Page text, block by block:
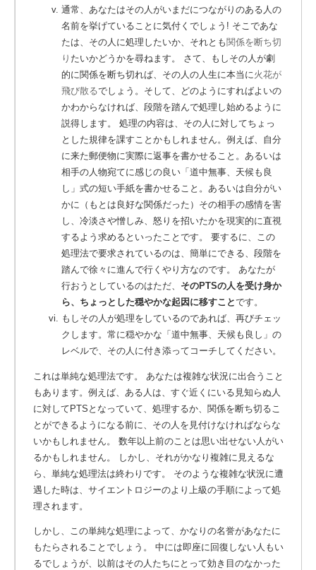
通常、あなたはその人がいまだにつながりのある人の
名前を挙げていることに気付くでしょう! そこであな
たは、その人に処理したいか、それとも 関係を断ち切
り たいかどうかを尋ねます。
さて、もしその人が劇
的に関係を断ち切れば、その人の人生に本当に火花が
飛び散るでしょう。そして、どのようにすればよいの
かわからなければ、段階を踏んで処理し始めるように
説得します。
処理の内容は、その人に対してちょっ
とした規律を課すことかもしれません。例えば、自分
に来た郵便物に実際に返事を書かせること。あるいは
相手の人物宛てに感じの良い「道中無事、天候も良
し」式の短い手紙を書かせること。あるいは自分がい
かに（もとは良好な関係だった）その相手の感情を害
し、冷淡さや憎しみ、怒りを招いたかを現実的に直視
するよう求めるといったことです。 要するに、この
処理法で要求されているのは、簡単にできる、段階を
踏んで徐々に進んで行くやり方なのです。 あなたが
行おうとしているのはただ、 そのPTSの人を受け身か
ら、ちょっとした穏やかな起因に移すことです。
もしその人が処理をしているのであれば、再びチェッ
クします。常に穏やかな「道中無事、天候も良し」の
レベルで、その人に付き添ってコーチしてください。
これは単純な処理法です。 あなたは複雑な状況に出合うこと
もあります。例えば、ある人は、すぐ近くにいる見知らぬ人
に対してPTSとなっていて、処理するか、関係を断ち切るこ
とができるようになる前に、その人を見付けなければならな
いかもしれません。 数年以上前のことは思い出せない人がい
るかもしれません。 しかし、それがかなり複雑に見えるな
ら、単純な処理法は終わりです。 そのような複雑な状況に遭
遇した時は、サイエントロジーのより上級の手順によって処
理されます。
しかし、この単純な処理によって、かなりの名誉があなたに
もたらされることでしょう。
中には即座に回復しない人もい
るでしょうが、以前はその人たちにとって効き目のなかった